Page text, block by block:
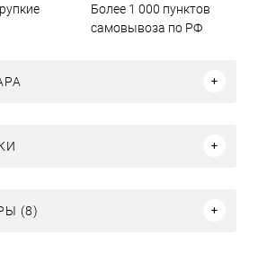
Более 1 000 пунктов
самовывоза по РФ
(8)